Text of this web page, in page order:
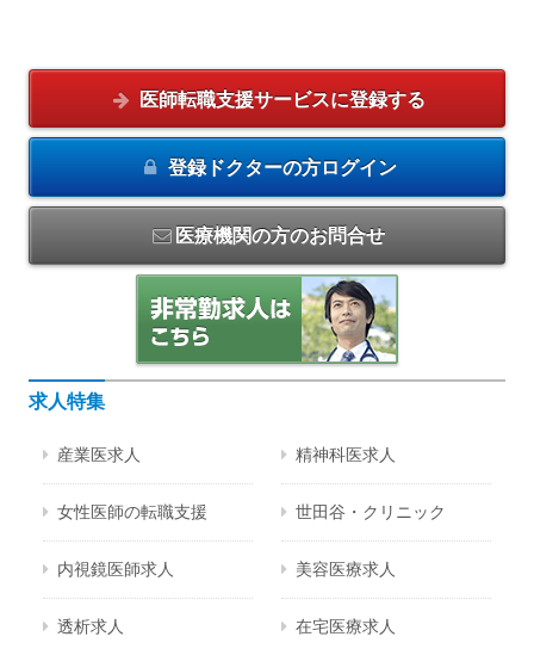
医師転職支援サービスに登録する
登録ドクターの方ログイン
医療機関の方のお問合せ
求人特集
産業医求人 精神科医求人
女性医師の転職支援 世田谷・クリニック
内視鏡医師求人 美容医療求人
透析求人 在宅医療求人